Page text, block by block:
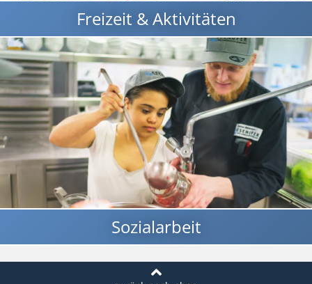
Freizeit & Aktivitäten
Sozialarbeit